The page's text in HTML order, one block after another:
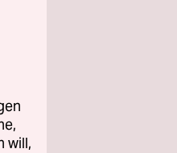
will,